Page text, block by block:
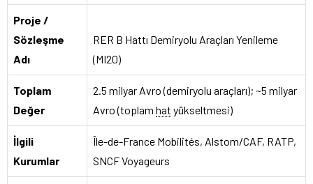
Proje /
Sözleşme
Adı
RER B Hattı Demiryolu Araçları Yenileme
(MI20)
Toplam
Değer
2.5 milyar Avro (demiryolu araçları); ~5 milyar
Avro (toplam hat yükseltmesi)
İlgili
Kurumlar
Île-de-France Mobilités, Alstom/CAF, RATP,
SNCF Voyageurs